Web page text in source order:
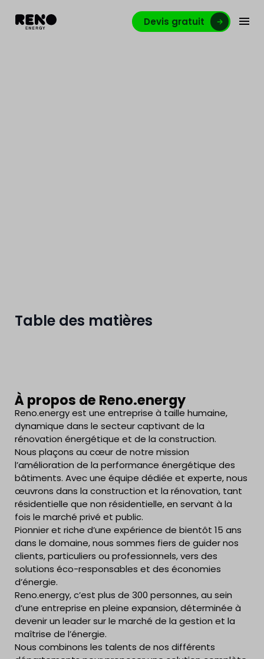
Devis gratuit
Table des matières
À propos de Reno.energy
Reno.energy est une entreprise à taille humaine,
dynamique dans le secteur captivant de la
rénovation énergétique et de la construction.
Nous plaçons au cœur de notre mission
l’amélioration de la performance énergétique des
bâtiments. Avec une équipe dédiée et experte, nous
œuvrons dans la construction et la rénovation, tant
résidentielle que non résidentielle, en servant à la
fois le marché privé et public.
Pionnier et riche d’une expérience de bientôt 15 ans
dans le domaine, nous sommes fiers de guider nos
clients, particuliers ou professionnels, vers des
solutions éco-responsables et des économies
d’énergie.
Reno.energy, c’est plus de 300 personnes, au sein
d’une entreprise en pleine expansion, déterminée à
devenir un leader sur le marché de la gestion et la
maîtrise de l’énergie.
Nous combinons les talents de nos différents